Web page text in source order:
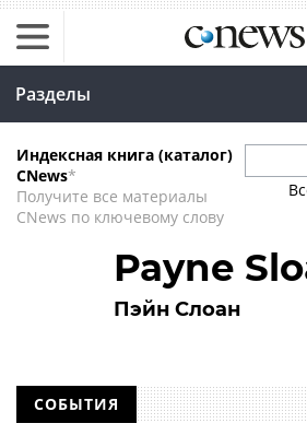
Разделы
Индексная книга (каталог)
CNews*
Получите все материалы
CNews по ключевому слову
Payne
Пэйн Слоан
СОБЫТИЯ